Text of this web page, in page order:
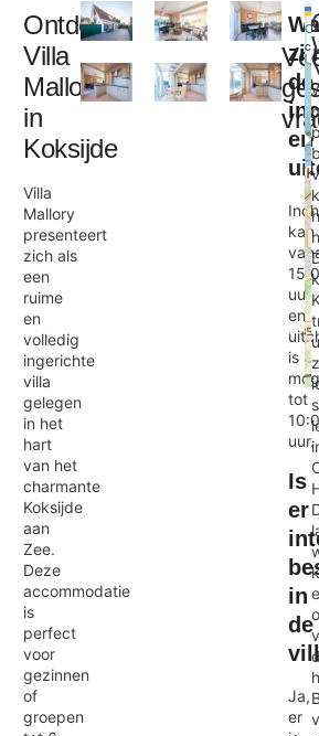
Ontdek
Villa
Mallory
in
Koksijde
Villa
Mallory
presenteert
zich als
een
ruime
en
volledig
ingerichte
villa
gelegen
in het
hart
van het
charmante
Koksijde
aan
Zee.
Deze
accommodatie
is
perfect
voor
gezinnen
of
groepen
de
en
kan
uur
en
is
tot
uur.
Is
er
in
de
Ja,
er